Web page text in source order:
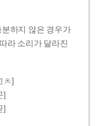
하지 않은 경우가
라 소리가 달라진
ㅊ]
]
]